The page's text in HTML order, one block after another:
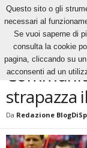
News
NEWS
strapazza
Da Redazione
Questo sito o gli
necessari al
Se vuoi saperne di
consulta la cookie
pagina, cliccando su
acconsenti ad un